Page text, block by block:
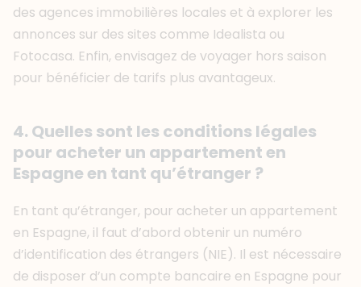
des agences immobilières locales et à explorer les
annonces sur des sites comme Idealista ou
Fotocasa. Enfin, envisagez de voyager hors saison
pour bénéficier de tarifs plus avantageux.
4. Quelles sont les conditions légales
pour acheter un appartement en
Espagne en tant qu’étranger ?
En tant qu’étranger, pour acheter un appartement
en Espagne, il faut d’abord obtenir un numéro
d’identification des étrangers (NIE). Il est nécessaire
de disposer d’un compte bancaire en Espagne pour